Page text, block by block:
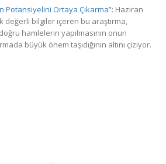
Ortaya Çıkarma”: Haziran
değerli bilgiler içeren bu araştırma,
hamlelerin yapılmasının onun
büyük önem taşıdığının altını çiziyor.